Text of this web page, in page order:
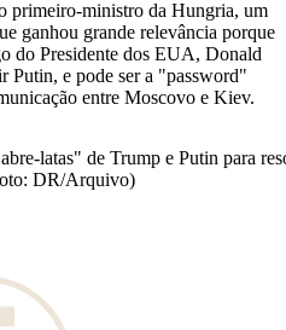
primeiro-ministro da Hungria, um
ganhou grande relevância porque
do Presidente dos EUA, Donald
Putin, e pode ser a "password"
entre Moscovo e Kiev.
latas" de Trump e Putin para
DR/Arquivo)